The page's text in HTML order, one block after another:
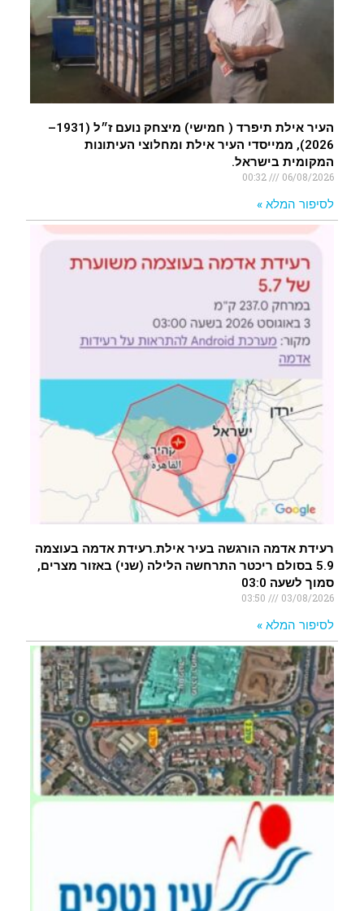
העיר אילת תיפרד ( חמישי) מיצחק נועם ז״ל (1931–
2026), ממייסדי העיר אילת ומחלוצי העיתונות
המקומית בישראל.
06/08/2026
00:32
לסיפור המלא »
רעידת אדמה הורגשה בעיר אילת.רעידת אדמה בעוצמה
5.9 בסולם ריכטר התרחשה הלילה (שני) באזור מצרים,
סמוך לשעה 03:0
03/08/2026
לסיפור המלא »